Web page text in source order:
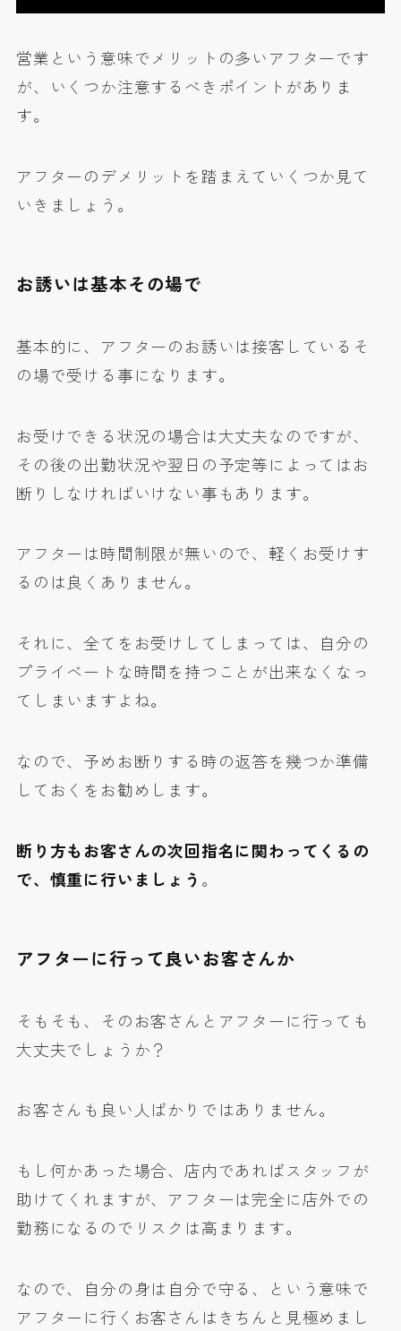
営業という意味でメリットの多いアフターです
が、いくつか注意するべきポイントがありま
す。
アフターのデメリットを踏まえていくつか見て
いきましょう。
お誘いは基本その場で
基本的に、アフターのお誘いは接客しているそ
の場で受ける事になります。
お受けできる状況の場合は大丈夫なのですが、
その後の出勤状況や翌日の予定等によってはお
断りしなければいけない事もあります。
アフターは時間制限が無いので、軽くお受けす
るのは良くありません。
それに、全てをお受けしてしまっては、自分の
プライベートな時間を持つことが出来なくなっ
てしまいますよね。
なので、予めお断りする時の返答を幾つか準備
しておくをお勧めします。
断り方もお客さんの次回指名に関わってくるの
で、慎重に行いましょう 。
アフターに行って良いお客さんか
そもそも、そのお客さんとアフターに行っても
大丈夫でしょうか？
お客さんも良い人ばかりではありません。
もし何かあった場合、店内であればスタッフが
助けてくれますが、アフターは完全に店外での
勤務になるのでリスクは高まります。
なので、自分の身は自分で守る、という意味で
アフターに行くお客さんはきちんと見極めまし